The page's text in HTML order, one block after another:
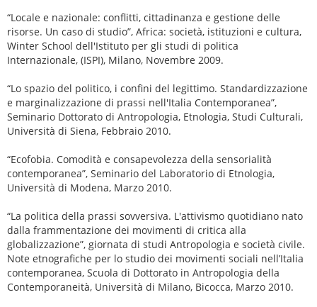
“Locale e nazionale: conflitti, cittadinanza e gestione delle
risorse. Un caso di studio”, Africa: società, istituzioni e cultura,
Winter School dell'Istituto per gli studi di politica
Internazionale, (ISPI), Milano, Novembre 2009.
“Lo spazio del politico, i confini del legittimo. Standardizzazione
e marginalizzazione di prassi nell'Italia Contemporanea”,
Seminario Dottorato di Antropologia, Etnologia, Studi Culturali,
Università di Siena, Febbraio 2010.
“Ecofobia. Comodità e consapevolezza della sensorialità
contemporanea”, Seminario del Laboratorio di Etnologia,
Università di Modena, Marzo 2010.
“La politica della prassi sovversiva. L'attivismo quotidiano nato
dalla frammentazione dei movimenti di critica alla
globalizzazione”, giornata di studi Antropologia e società civile.
Note etnografiche per lo studio dei movimenti sociali nell’Italia
contemporanea, Scuola di Dottorato in Antropologia della
Contemporaneità, Università di Milano, Bicocca, Marzo 2010.